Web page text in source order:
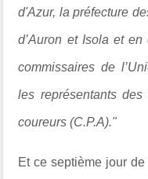
d'Azur, la préfecture
d’Auron et Isola et
commissaires de
les représentants
coureurs (C.P.A)."
Et ce septième jour